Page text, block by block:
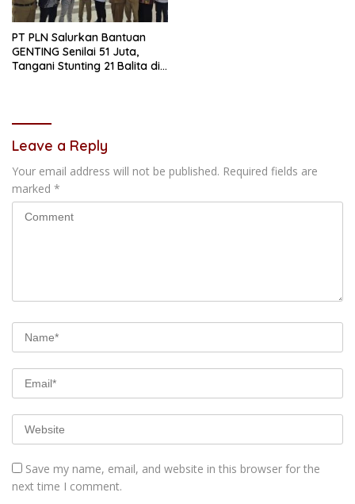
PT PLN Salurkan Bantuan
GENTING Senilai 51 Juta,
Tangani Stunting 21 Balita di
Leave a Reply
Your email address will not be published. Required fields are
marked *
Save my name, email, and website in this browser for the
next time I comment.